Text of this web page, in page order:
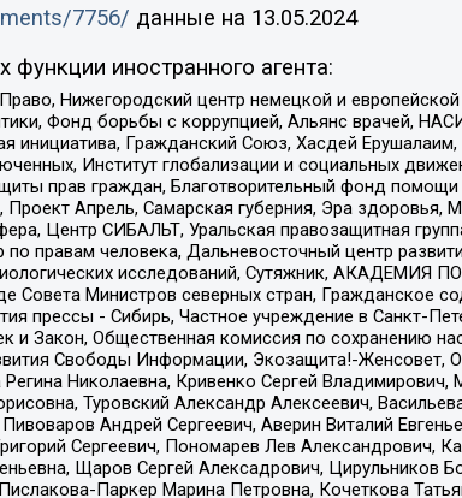
7756/ данные на 13.05.2024
иностранного агента:
Нижегородский центр немецкой и
Фонд борьбы с коррупцией, Альянс врачей,
инициатива, Гражданский Союз, Хасдей
Институт глобализации и социальных
прав граждан, Благотворительный фонд
Проект Апрель, Самарская губерния, Эра
Центр СИБАЛЬТ, Уральская правозащитная
правам человека, Дальневосточный центр
исследований, Сутяжник, АКАДЕМИЯ
Совета Министров северных стран, Гражданское
прессы - Сибирь, Частное учреждение в Санкт-
и Закон, Общественная комиссия по сохранению
Свободы Информации, Экозащита!-Женсовет,
Николаевна, Кривенко Сергей
Туровский Александр Алексеевич,
Андрей Сергеевич, Аверин Виталий
Сергеевич, Пономарев Лев Александрович,
Щаров Сергей Алексадрович, Цирульников
Паркер Марина Петровна, Кочеткова